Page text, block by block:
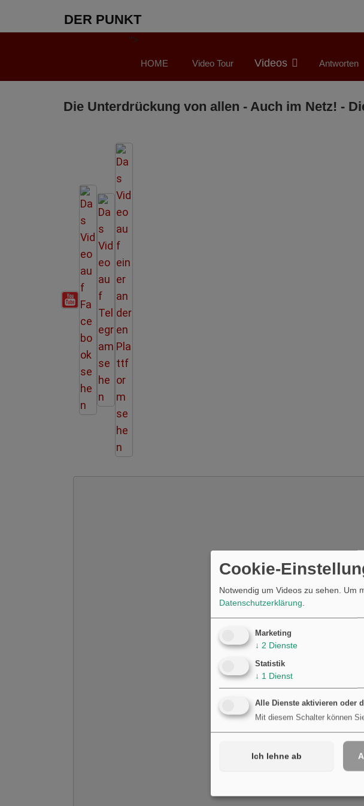
DER PUNKT
">
HOME Video Tour Videos Antworten
Die Unterdrückung von allen - Auch im Netz! -
Möchten Sie von
Cookie-
Notwendig um Videos zu sehen.
Um
Datenschutzerklärung
Marketing
↓ 2 Dienste
Statistik
↓ 1 Dienst
Alle Dienste aktivieren oder
Mit diesem Schalter können
Ich lehne ab